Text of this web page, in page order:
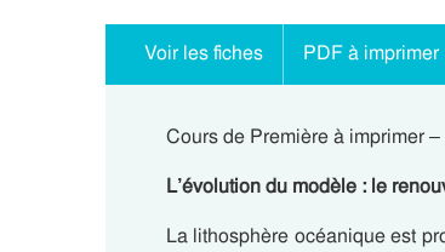
Voir les fiches PDF à imprimer
Cours de Première à imprimer –
L’évolution du modèle : le
La lithosphère océanique est